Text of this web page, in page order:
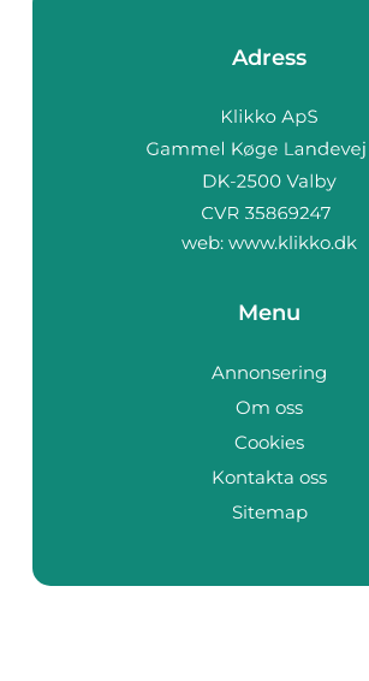
Adress
web: www.klikko.dk
Menu
Annonsering
Om oss
Cookies
Kontakta oss
Sitemap